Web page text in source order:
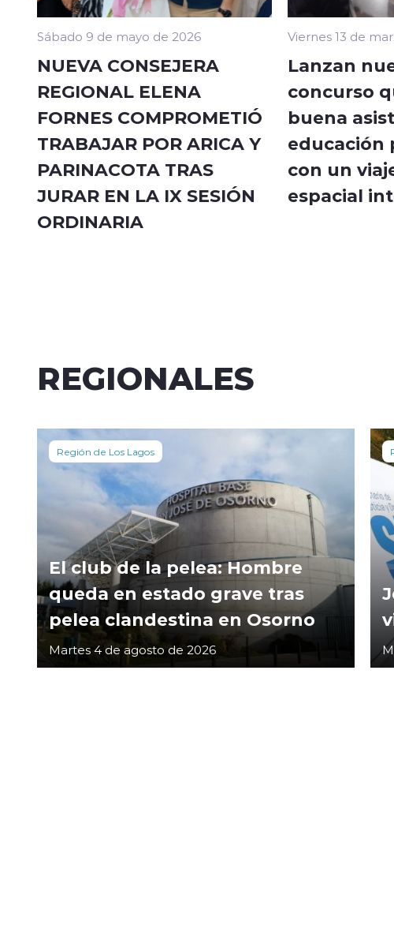
Sábado 9 de mayo de 2026
NUEVA CONSEJERA
REGIONAL ELENA
FORNES COMPROMETIÓ
TRABAJAR POR ARICA Y
PARINACOTA TRAS
JURAR EN LA IX SESIÓN
ORDINARIA
Viernes 13 de
Lanzan
concurso
buena
educación
con un
espacial
REGIONALES
Región de Los Lagos
El club de la pelea: Hombre
queda en estado grave tras
pelea clandestina en Osorno
Martes 4 de agosto de 2026